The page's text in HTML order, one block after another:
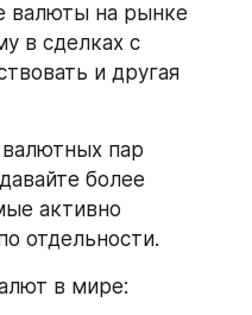
валюты на рынке
в сделках с
и другая
пар
более
активно
отдельности.
в мире: